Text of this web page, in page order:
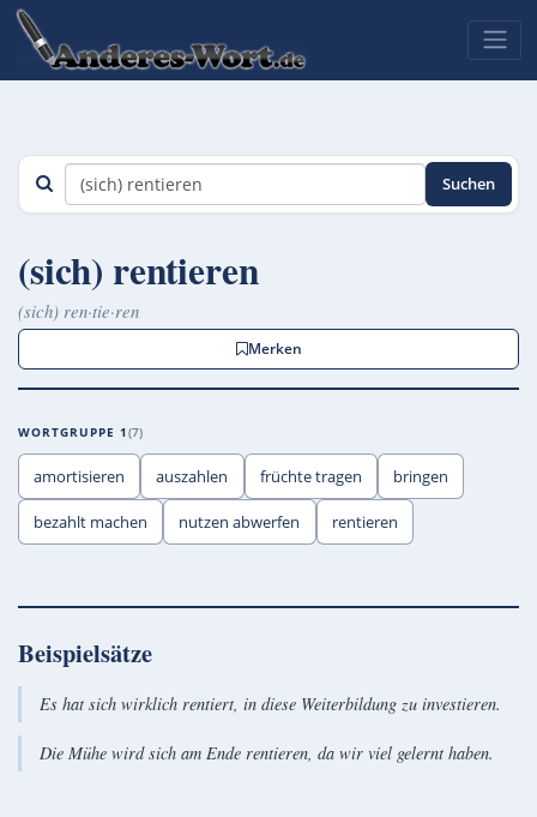
Suchen
(sich) rentieren
(sich) ren·tie·ren
Merken
WORTGRUPPE 1 7
amortisieren auszahlen früchte tragen bringen
bezahlt machen nutzen abwerfen rentieren
Beispielsätze
Es hat sich wirklich rentiert, in diese Weiterbildung zu investieren.
Die Mühe wird sich am Ende rentieren, da wir viel gelernt haben.